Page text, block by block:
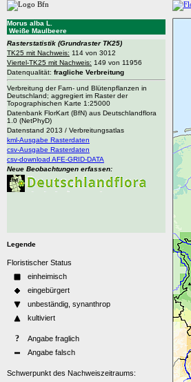
Morus alba L.
Weiße Maulbeere
Rasterstatistik (Grundraster TK25)
TK25 mit Nachweis: 114 von 3012
Viertel-TK25 mit Nachweis: 149 von 11956
Datenqualität: fragliche Verbreitung
Verbreitung der Farn- und Blütenpflanzen in
Deutschland; aggregiert im Raster der
Topographischen Karte 1:25000
Datenbank FlorKart (BfN) aus Deutschlandflora
1.0 (NetPhyD)
Datenstand 2013 / Verbreitungsatlas
kml-Ausgabe Rasterdaten
csv-Ausgabe Rasterdaten
csv-download AFE-GRID-DATA
Neue Beobachtungen erfassen:
Legende